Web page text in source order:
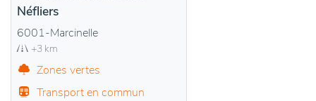
Néfliers
6001-Marcinelle
+3 km
Zones vertes
Transport en commun